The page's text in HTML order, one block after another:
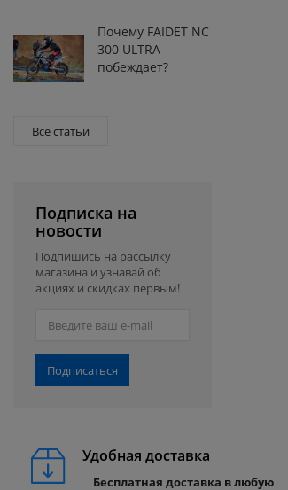
Почему FAIDET NC
300 ULTRA
побеждает?
Все статьи
Подписка на
новости
Подпишись на рассылку
магазина и узнавай об
акциях и скидках первым!
Подписаться
Удобная доставка
Бесплатная доставка в любую